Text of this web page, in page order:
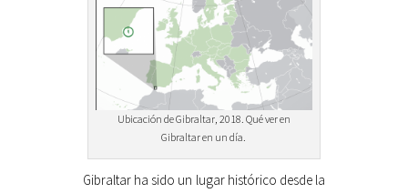
Ubicación de Gibraltar, 2018. Qué ver en
Gibraltar en un día.
Gibraltar ha sido un lugar histórico desde la